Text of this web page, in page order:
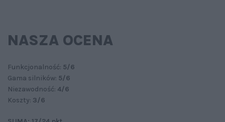
NASZA OCENA
Funkcjonalność: 5/6
Gama silników: 5/6
Niezawodność: 4/6
Koszty: 3/6